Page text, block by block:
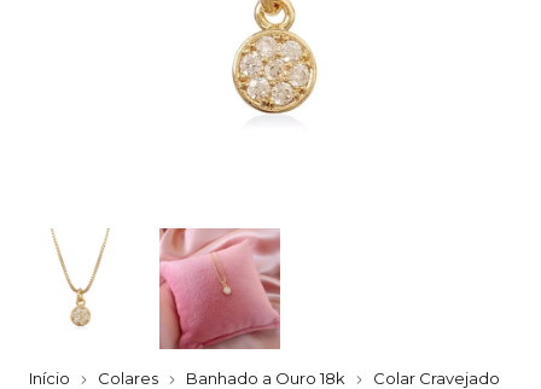
Início Colares Banhado a Ouro 18k Colar Cravejado